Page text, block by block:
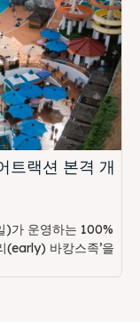
트랙션 본격 개
)가 운영하는 100%
(early) 바캉스족’을